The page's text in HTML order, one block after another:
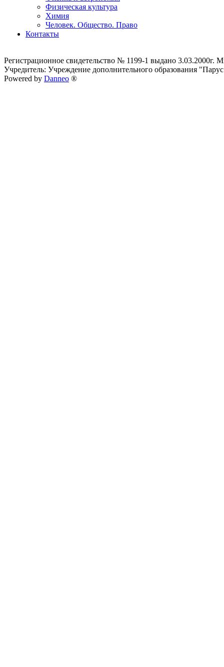
Физическая культура
Химия
Человек. Общество. Право
Контакты
Регистрационное свидетельство № 1199-1 выдано 3.03.2000г.
Учредитель: Учреждение дополнительного образования
Powered by Danneo ®